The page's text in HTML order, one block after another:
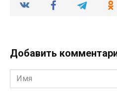
Добавить
Имя
*